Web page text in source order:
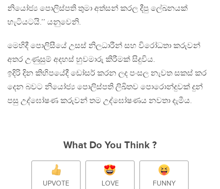
නියෝජ්‍ය පොලිස්පති තුමා අත්සන් කරල දීපු ලේඛනයක්
හැටියටයි.’’ යනුවෙනි.
මෙහිදී පොලිසීයේ උසස් නිලධාරීන් සහ විරෝධතා කරුවන්
අතර උණුසුම් අදහස් හුවමාරු කිරීමක් සිදුවිය.
ඉදිරි දින කිහිපයේදී ඩෝසර් කරන ලද පංසල නැවත සකස් කර
දෙන බවට නියෝජ්‍ය පොලිස්පති ලිඛිතව පොරොන්දුවක් දුන්
පසු උද්ඝෝෂණ කරුවන් තම උද්ඝෝෂණය නවතා දැමීය.
What Do You Think ?
UPVOTE LOVE FUNNY